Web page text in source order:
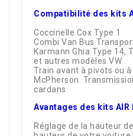
Compatibilité des kits
Coccinelle Cox Type 1
Combi Van Bus
Karmann Ghia Type 14,
et autres modèles VW
Train avant à pivots ou
McPherson.
cardans
Avantages des kits AIR
Réglage de la hauteur